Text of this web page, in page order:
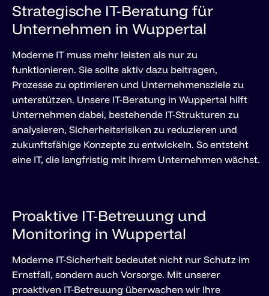
Strategische IT-Beratung für
Unternehmen in Wuppertal
Moderne IT muss mehr leisten als nur zu
funktionieren. Sie sollte aktiv dazu beitragen,
Prozesse zu optimieren und Unternehmensziele zu
unterstützen. Unsere IT-Beratung in Wuppertal hilft
Unternehmen dabei, bestehende IT-Strukturen zu
analysieren, Sicherheitsrisiken zu reduzieren und
zukunftsfähige Konzepte zu entwickeln. So entsteht
eine IT, die langfristig mit Ihrem Unternehmen wächst.
Proaktive IT-Betreuung und
Monitoring in Wuppertal
Moderne IT-Sicherheit bedeutet nicht nur Schutz im
Ernstfall, sondern auch Vorsorge. Mit unserer
proaktiven IT-Betreuung überwachen wir Ihre